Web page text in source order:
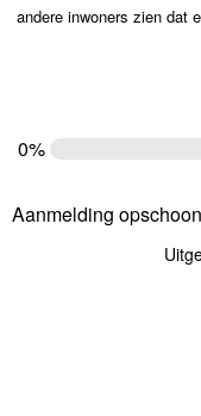
andere inwoners zien dat
0%
Aanmelding